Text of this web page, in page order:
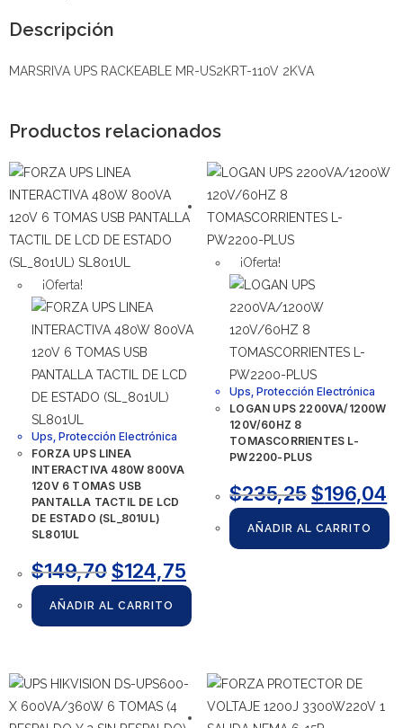
Descripción
MARSRIVA UPS RACKEABLE MR-US2KRT-110V 2KVA
Productos relacionados
¡Oferta!
Ups Protección Electrónica
FORZA UPS LINEA
INTERACTIVA 480W 800VA
120V 6 TOMAS USB
PANTALLA TACTIL DE LCD
DE ESTADO (SL_801UL)
SL801UL
$149,70$124,75
AÑADIR AL CARRITO
¡Oferta!
Ups ,Protección Electrónica
LOGAN UPS 2200VA/1200W
120V/60HZ 8
TOMASCORRIENTES L-
PW2200-PLUS
$235,25 $196,04
AÑADIR AL CARRITO